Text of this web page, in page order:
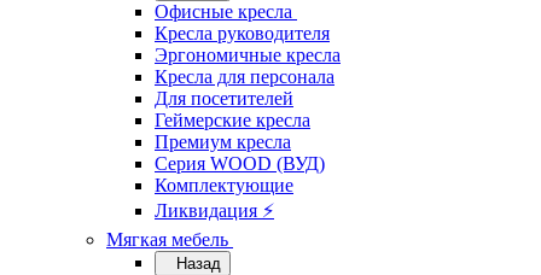
Офисные кресла
Кресла руководителя
Эргономичные кресла
Кресла для персонала
Для посетителей
Геймерские кресла
Премиум кресла
Серия WOOD (ВУД)
Комплектующие
Ликвидация ⚡
Мягкая мебель
Назад